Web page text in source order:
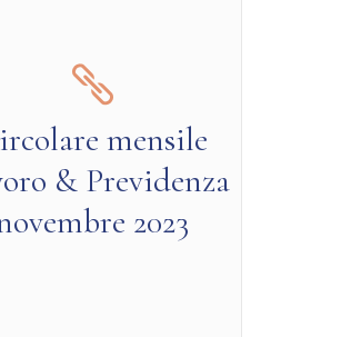
mensile
& Previdenza
2023